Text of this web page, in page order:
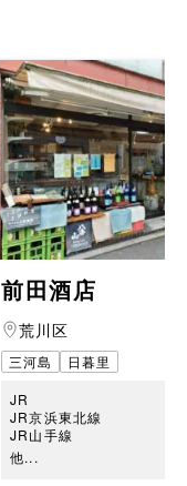
前田酒店
荒川区
三河島
日暮里
JR
JR京浜東北線
JR山手線
他...